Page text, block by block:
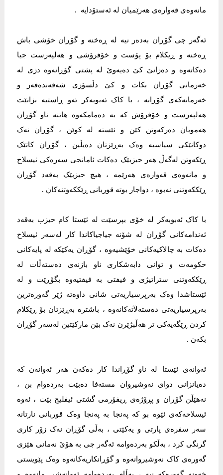
مانەوەی قەوارەی هەرێمیان لە ئەستۆدایە .
ئەگەر چی گۆڕان بەدەر نیە لە ڕەخنە و گۆڕان خۆشی باش
ڕەخنە و ڕیکلام بۆ پۆست و خۆفرۆشی و هەلپەرست جیا
دەکاتەوە و دەزانێ کێ دەیەوێ لە پشتی گۆڕانەوە دزی لە
خەرمانی گۆڕان بکات و کێ دڵسۆزی شەفەندەفەر و
خەرمانەکەی گۆڕانە ، با کاک ئەبوبەکر ئەو ڕاستیە بزانێت
هەلپەرست و خۆفرۆش کە بە دەمامکەوە هاتنە ناو گۆڕان
هەمویان دەرکەوتن کێن و ئێستە لە کوێن ، گۆڕان نەک
دوکانێکی سیاسیە وەک بەڕێزتان دەیڵین ، گۆڕان کاتێک
ڕێکەوتن لەگەڵ هەر حیزبێک دەکات ئامانجی سەرەکی ئیسلاح
و مانەوەی قەوارەی هەرێمە ، هیچ حیزبێک بەقەد گۆڕان
ڕێککەوتنی نەبوە ، دواجار بوتە قوربانی ڕێککەوتنەکان .
با کاک ئەبوبەکر لە خۆی بپرسێت لە ئێستا کام حیزب بەقەد
ئەندامەکانی گۆڕان لە شۆنە جیاجیاکاندا کار لەسەر ئیسلاح
دەکات بە چالاکیەکانی خۆێشیەوە ، گۆڕان یەکێکە لە پایەکانی
حکومەت و توانی دابەشکاری ناو بازنەی دەستەڵات لە
ڕێککەوتنی ستراتیژی و فیفتی بە فیفتیەوە بگۆڕێت و لە
ئێستاشدا وەک بەرپرسیاریەتی شانی داوەتە ژێر گەورەترین
بەرپرسیاریەتی دەستەلآتەکانەوە ، باشترە بەڕێزتان بۆ ڕێکلام
کردن ڕێگەیەکی تر هەڵبژێرن نەک بێن مارکێتین لەسەر گۆڕان
بکەن .
ئەوانەی ئێستا لە ناو گۆڕاندا کار دەکەن هەر ئەوانەن کە
دەیانزانی دوای نەوشیروان مستەفا دەبێت بەردەوام بن ،
نەهێڵن گۆڕان و پڕۆژەی ڕیفۆرمی گشتی ئیفلیج بێت ، ئەوە
ئیسلاحەکەی ئێوە بو کە پەنجا بە پەنجا وەک قوربانی نارتانە
سەر سفرەی پارتی و یەکێتی ، بەڵی گۆڕان نەک زۆر کاری
گرنگی کرد ، بەڵکو بەردەوامە ئەگەر چی بە هۆێ نەمانی هێزی
گەورەی کاک نەوشیروانەوە و گۆڕانکاریەکانەوە وەک پێویستی